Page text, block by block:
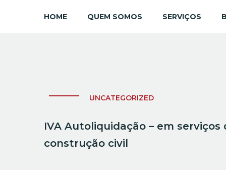
HOME QUEM SOMOS SERVIÇOS
UNCATEGORIZED
IVA Autoliquidação – em serviços
construção civil